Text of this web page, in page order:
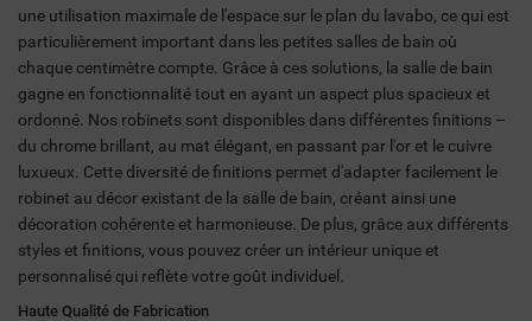
une utilisation maximale de l'espace sur le plan du lavabo, ce qui est
particulièrement important dans les petites salles de bain où
chaque centimètre compte. Grâce à ces solutions, la salle de bain
gagne en fonctionnalité tout en ayant un aspect plus spacieux et
ordonné. Nos robinets sont disponibles dans différentes finitions –
du chrome brillant, au mat élégant, en passant par l'or et le cuivre
luxueux. Cette diversité de finitions permet d'adapter facilement le
robinet au décor existant de la salle de bain, créant ainsi une
décoration cohérente et harmonieuse. De plus, grâce aux différents
styles et finitions, vous pouvez créer un intérieur unique et
personnalisé qui reflète votre goût individuel.
Haute Qualité de Fabrication